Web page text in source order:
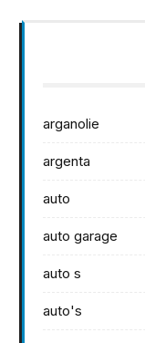
arganolie
argenta
auto
auto garage
auto s
auto's